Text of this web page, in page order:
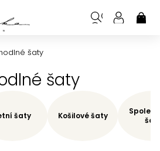
šaty
šaty
šaty Košilové šaty